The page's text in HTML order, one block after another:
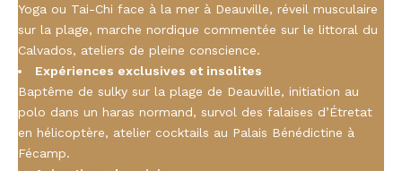
Yoga ou Tai-Chi face à la mer à Deauville, réveil musculaire
sur la plage, marche nordique commentée sur le littoral du
Calvados, ateliers de pleine conscience.
Expériences exclusives et insolites
Baptême de sulky sur la plage de Deauville, initiation au
polo dans un haras normand, survol des falaises d’Étretat
en hélicoptère, atelier cocktails au Palais Bénédictine à
Fécamp.